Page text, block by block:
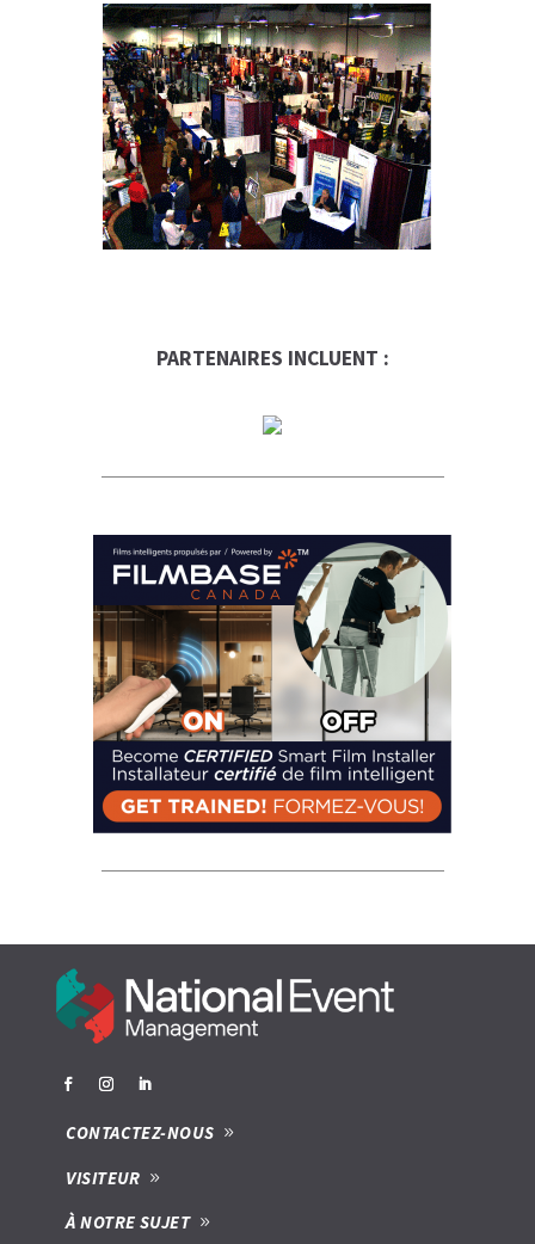
PARTENAIRES INCLUENT :
CONTACTEZ-NOUS
VISITEUR
À NOTRE SUJET